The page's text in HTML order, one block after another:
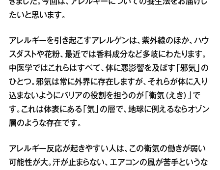
きました。今回は、アレルギーについての養生法をお届けし
たいと思います。
アレルギーを引き起こすアレルゲンは、紫外線のほか、ハウ
スダストや花粉、最近では香料成分など多岐にわたります。
中医学ではこれらはすべて、体に悪影響を及ぼす「邪気」の
ひとつ。邪気は常に外界に存在しますが、それらが体に入り
込まないようにバリアの役割を担うのが「衛気（えき）」で
す。これは体表にある「気」の層で、地球に例えるならオゾン
層のような存在です。
アレルギー反応が起きやすい人は、この衛気の働きが弱い
可能性が大。汗が止まらない、エアコンの風が苦手というな